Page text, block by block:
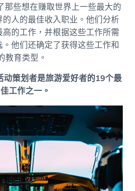
那些想在赚取世界上一些最大的
人的最佳收入职业。他们分析
的工作，并根据这些工作所需
他们还确定了获得这些工作和
教育类型。
动策划者是旅游爱好者的19个最
佳工作之一。